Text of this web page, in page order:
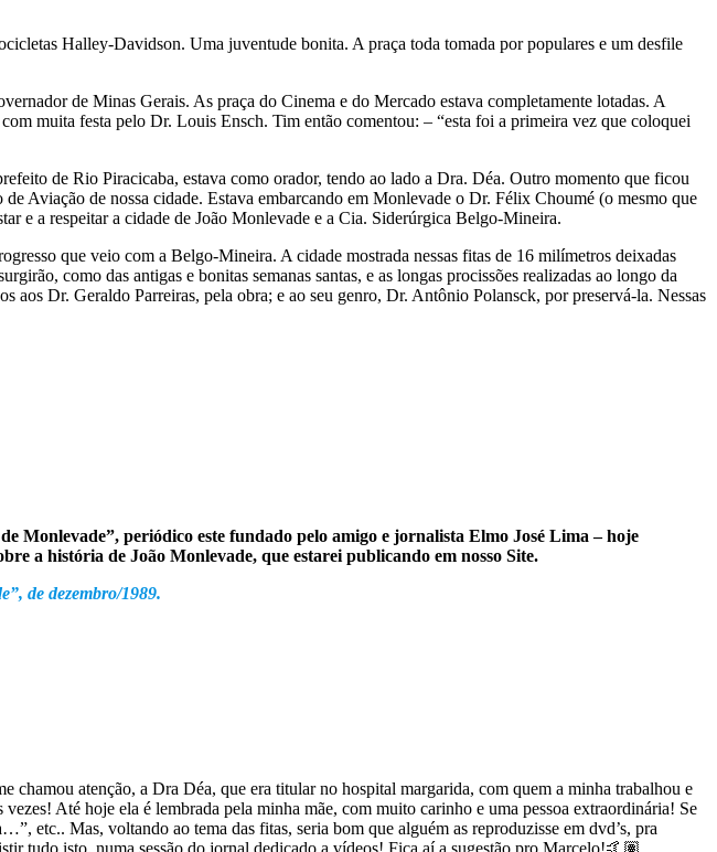
Halley-Davidson. Uma juventude bonita. A praça toda tomada por populares e um desfile
de Minas Gerais. As praça do Cinema e do Mercado estava completamente lotadas. A
muita festa pelo Dr. Louis Ensch. Tim então comentou: – “esta foi a primeira vez que coloquei
de Rio Piracicaba, estava como orador, tendo ao lado a Dra. Déa. Outro momento que ficou
Aviação de nossa cidade. Estava embarcando em Monlevade o Dr. Félix Choumé (o mesmo que
e a respeitar a cidade de João Monlevade e a Cia. Siderúrgica Belgo-Mineira.
que veio com a Belgo-Mineira. A cidade mostrada nessas fitas de 16 milímetros deixadas
como das antigas e bonitas semanas santas, e as longas procissões realizadas ao longo da
aos Dr. Geraldo Parreiras, pela obra; e ao seu genro, Dr. Antônio Polansck, por preservá-la. Nessas
Monlevade”, periódico este fundado pelo amigo e jornalista Elmo José Lima – hoje
a história de João Monlevade, que estarei publicando em nosso Site.
de dezembro/1989.
chamou atenção, a Dra Déa, que era titular no hospital margarida, com quem a minha trabalhou e
Até hoje ela é lembrada pela minha mãe, com muito carinho e uma pessoa extraordinária! Se
etc.. Mas, voltando ao tema das fitas, seria bom que alguém as reproduzisse em dvd’s, pra